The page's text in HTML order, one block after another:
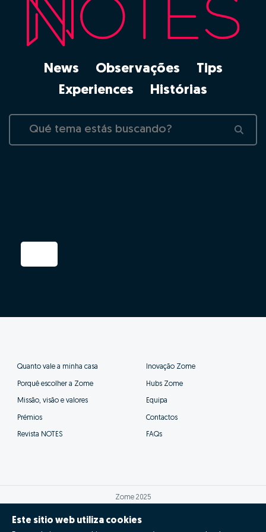
News Observações
Tips
Experiences
Histórias
Quanto vale a minha casa
Porquê escolher a Zome
Missão, visão e valores
Prémios
Revista NOTES
Inovação Zome
Hubs Zome
Equipa
Contactos
FAQs
Zome 2025
Política de Privacidade
Este sitio web utiliza cookies